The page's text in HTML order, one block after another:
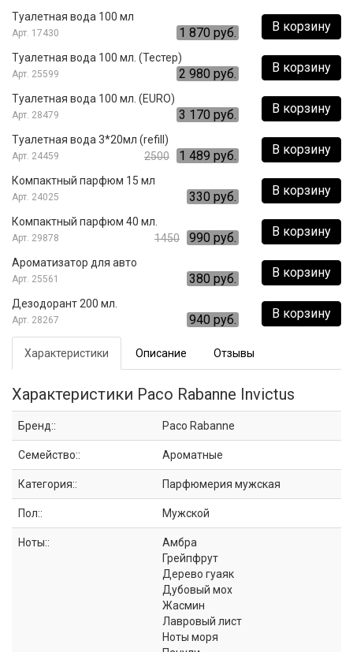
В корзину
Туалетная вода 100 мл
17430 1 870 руб.
В корзину
Туалетная вода 100 мл. (Тестер)
25599 2 980 руб.
В корзину
Туалетная вода 100 мл. (EURO)
28479 3 170 руб.
В корзину
Туалетная вода 3*20мл (refill)
24459 2500 1 489 руб.
В корзину
Компактный парфюм 15 мл
24025 330 руб.
В корзину
Компактный парфюм 40 мл.
29878 1450 990 руб.
В корзину
Ароматизатор для авто
25561 380 руб.
В корзину
Дезодорант 200 мл.
28267 940 руб.
Характеристики Описание Отзывы
Характеристики Paco Rabanne Invictus
Бренд:: Paco Rabanne
Семейство:: Ароматные
Категория:: Парфюмерия мужская
Пол:: Мужской
Ноты::
Амбра
Грейпфрут
Дерево гуаяк
Дубовый мох
Жасмин
Лавровый лист
Ноты моря